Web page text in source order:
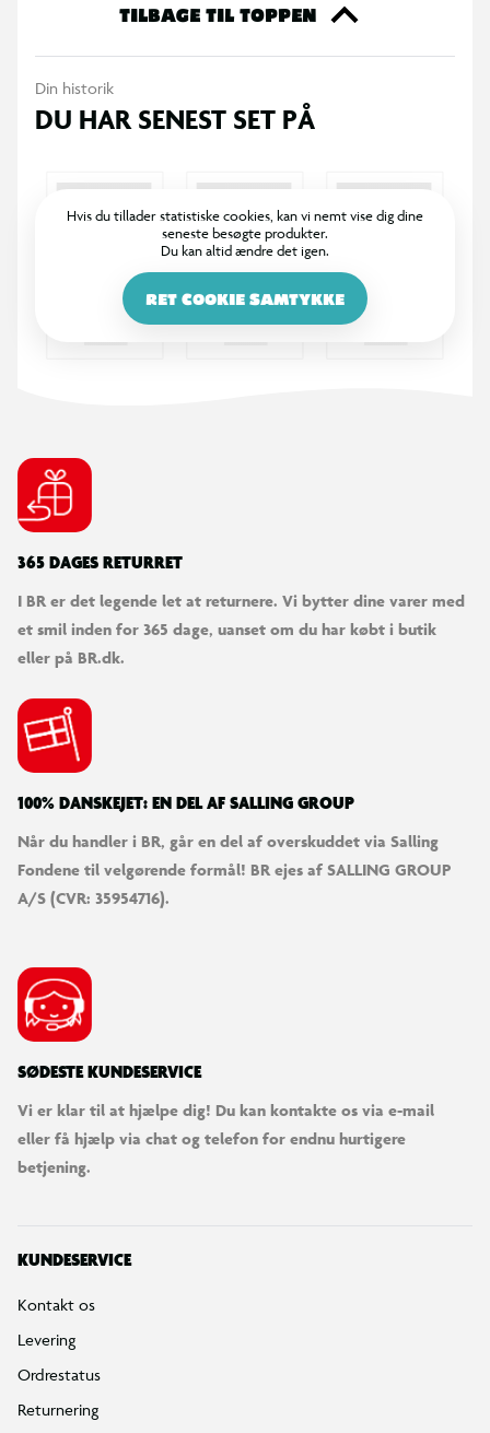
TILBAGE TIL TOPPEN
Din historik
DU HAR SENEST SET PÅ
Hvis du tillader statistiske cookies, kan vi nemt vise dig dine
seneste besøgte produkter.
Du kan altid ændre det igen.
RET COOKIE SAMTYKKE
365 DAGES RETURRET
I BR er det legende let at returnere. Vi bytter dine varer med
et smil inden for 365 dage, uanset om du har købt i butik
eller på BR.dk.
100% DANSKEJET: EN DEL AF SALLING GROUP
Når du handler i BR, går en del af overskuddet via Salling
Fondene til velgørende formål! BR ejes af SALLING GROUP
A/S (CVR: 35954716).
SØDESTE KUNDESERVICE
Vi er klar til at hjælpe dig! Du kan kontakte os via e-mail
eller få hjælp via chat og telefon for endnu hurtigere
betjening.
KUNDESERVICE
Kontakt os
Levering
Ordrestatus
Returnering